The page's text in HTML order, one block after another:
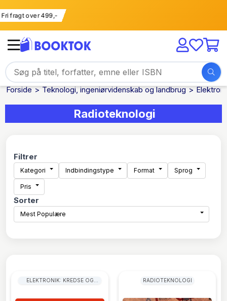
Fri fragt over 499,-
Forside Teknologi, ingeniørvidenskab og landbrug
Radioteknologi
Filtrer
Kategori Indbindingstype Format Sprog
Pris
Sorter
Mest Populære
ELEKTRONIK: KREDSE OG
RADIOTEKNOLOGI